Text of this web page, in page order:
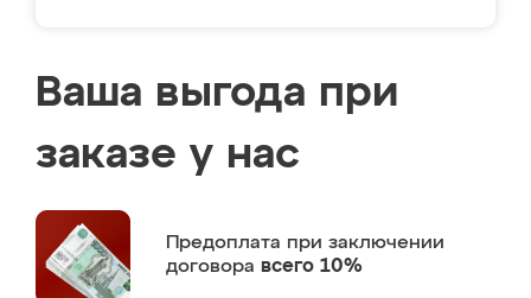
Ваша выгода при
заказе у нас
Предоплата при заключении
договора всего 10%